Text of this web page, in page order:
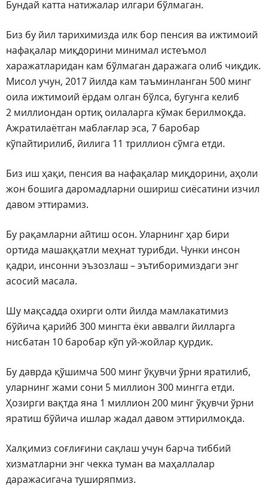
Бундай катта натижалар илгари бўлмаган.
Биз бу йил тарихимизда илк бор пенсия ва ижтимоий
нафақалар миқдорини минимал истеъмол
харажатларидан кам бўлмаган даражага олиб чиқдик.
Мисол учун, 2017 йилда кам таъминланган 500 минг
оила ижтимоий ёрдам олган бўлса, бугунга келиб
2 миллиондан ортиқ оилаларга кўмак берилмоқда.
Ажратилаётган маблағлар эса, 7 баробар
кўпайтирилиб, йилига 11 триллион сўмга етди.
Биз иш ҳақи, пенсия ва нафақалар миқдорини, аҳоли
жон бошига даромадларни ошириш сиёсатини изчил
давом эттирамиз.
Бу рақамларни айтиш осон. Уларнинг ҳар бири
ортида машаққатли меҳнат турибди. Чунки инсон
қадри, инсонни эъзозлаш – эътиборимиздаги энг
асосий масала.
Шу мақсадда охирги олти йилда мамлакатимиз
бўйича қарийб 300 мингта ёки аввалги йилларга
нисбатан 10 баробар кўп уй-жойлар қурдик.
Бу даврда қўшимча 500 минг ўқувчи ўрни яратилиб,
уларнинг жами сони 5 миллион 300 мингга етди.
Ҳозирги вақтда яна 1 миллион 200 минг ўқувчи ўрни
яратиш бўйича ишлар жадал давом эттирилмоқда.
Халқимиз соғлиғини сақлаш учун барча тиббий
хизматларни энг чекка туман ва маҳаллалар
даражасигача туширяпмиз.